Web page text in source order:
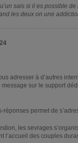
sais si il es possible
les deux on une
adresser à d’autres
message sur le support
permet de
les sevrages
l’accueil des couples